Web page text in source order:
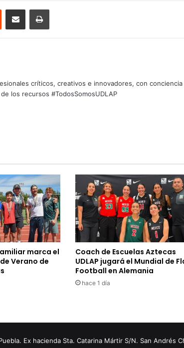
Reddit Share via Email Print
críticos, creativos e innovadores, con conciencia
los recursos #TodosSomosUDLAP
marca el
Verano de
Coach de Escuelas Aztecas
UDLAP jugará el Mundial de
Football en Alemania
hace 1 día
Ex hacienda Sta. Catarina Mártir S/N. San Andrés